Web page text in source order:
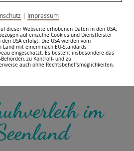
im
| Impressum
dieser Webseite erhobenen Daten in den USA:
auf einzelne Cookies und Dienstleister
USA erfolgt. Die USA werden vom
mit einem nach EU-Standards
eingeschätzt. Es besteht insbesondere das
zu Kontroll- und zu
auch ohne Rechtsbehelfsmöglichkeiten,